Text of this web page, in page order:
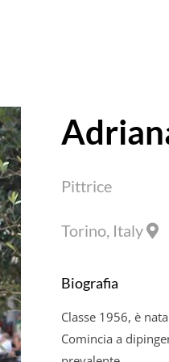
Pittrice
Torino, Italy
Biografia
Classe 1956, è
Comincia a